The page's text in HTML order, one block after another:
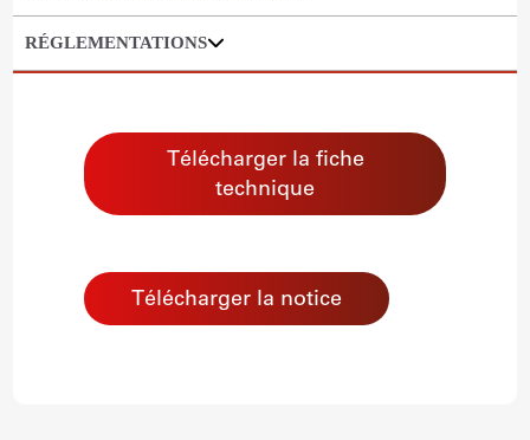
RÉGLEMENTATIONS
Télécharger la fiche
technique
Télécharger la notice